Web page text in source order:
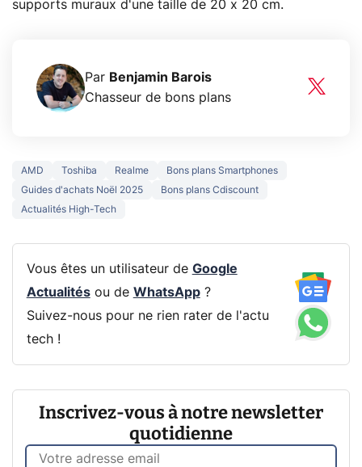
supports muraux d'une taille de 20 x 20 cm.
Par Benjamin Barois
Chasseur de bons plans
AMD Toshiba Realme
Bons plans Smartphones
Guides d'achats Noël 2025
Bons plans Cdiscount
Actualités High-Tech
Vous êtes un utilisateur de Google
Actualitésou de WhatsApp?
Suivez-nous pour ne rien rater de l'actu
tech !
Inscrivez-vous à notre newsletter
quotidienne